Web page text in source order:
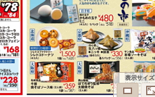
表示サイズ